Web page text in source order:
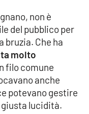
non è
del pubblico per
bruzia. Che ha
molto
filo comune
anche
potevano gestire
lucidità.